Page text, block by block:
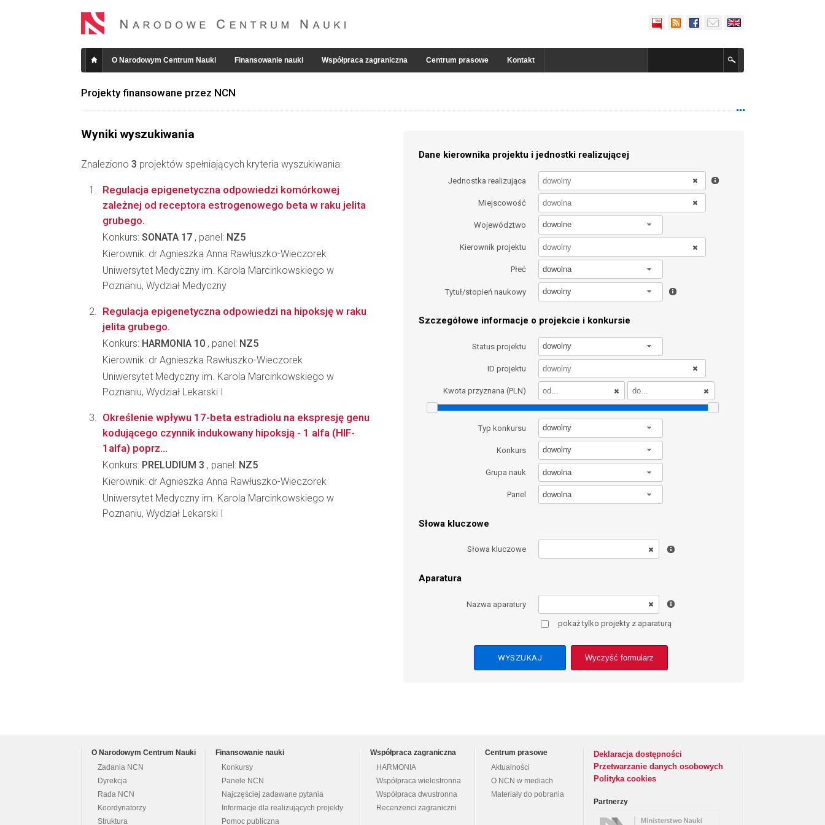
O Narodowym Centrum Nauki Finansowanie nauki Współpraca zagraniczna Centrum prasowe Kontakt
Projekty finansowane przez NCN
Wyniki wyszukiwania
Znaleziono 3 projektów spełniających kryteria wyszukiwania:
Dane kierownika projektu i jednostki realizującej
Jednostka realizująca
Miejscowość
Województwo dowolne
Kierownik projektu
Płeć dowolna
Tytuł/stopień naukowy dowolny
Szczegółowe informacje o projekcie i konkursie
Status projektu dowolny
ID projektu
Kwota przyznana (PLN)
Typ konkursu dowolny
Konkurs dowolny
Grupa nauk dowolna
Panel dowolna
Słowa kluczowe
Słowa kluczowe
Aparatura
Nazwa aparatury
pokaż tylko projekty z aparaturą
Wyczyść formularz
Regulacja epigenetyczna odpowiedzi komórkowej
zależnej od receptora estrogenowego beta w raku jelita
grubego.
Konkurs: SONATA 17 , panel: NZ5
Kierownik: dr Agnieszka Anna Rawłuszko-Wieczorek
Uniwersytet Medyczny im. Karola Marcinkowskiego w
Poznaniu, Wydział Medyczny
Regulacja epigenetyczna odpowiedzi na hipoksję w raku
jelita grubego.
Konkurs: HARMONIA 10 , panel: NZ5
Kierownik: dr Agnieszka Rawłuszko-Wieczorek
Uniwersytet Medyczny im. Karola Marcinkowskiego w
Poznaniu, Wydział Lekarski I
Określenie wpływu 17-beta estradiolu na ekspresję genu
kodującego czynnik indukowany hipoksją - 1 alfa (HIF-
1alfa) poprz...
Konkurs: PRELUDIUM 3 , panel: NZ5
Kierownik: dr Agnieszka Anna Rawłuszko-Wieczorek
Uniwersytet Medyczny im. Karola Marcinkowskiego w
Poznaniu, Wydział Lekarski I
O Narodowym Centrum Nauki
Zadania NCN
Dyrekcja
Rada NCN
Koordynatorzy
Struktura
Finansowanie nauki
Konkursy
Panele NCN
Najczęściej zadawane pytania
Informacje dla realizujących projekty
Pomoc publiczna
Współpraca zagraniczna
HARMONIA
Współpraca wielostronna
Współpraca dwustronna
Recenzenci zagraniczni
Centrum prasowe
Aktualności
O NCN w mediach
Materiały do pobrania
Deklaracja dostępności
Przetwarzanie danych osobowych
Polityka cookies
Partnerzy